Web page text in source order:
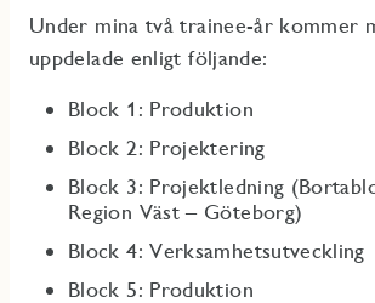
Under mina två trainee-år kommer
uppdelade enligt följande:
Block 1: Produktion
Block 2: Projektering
Block 3: Projektledning
Region Väst – Göteborg)
Block 4: Verksamhetsutveckling
Block 5: Produktion